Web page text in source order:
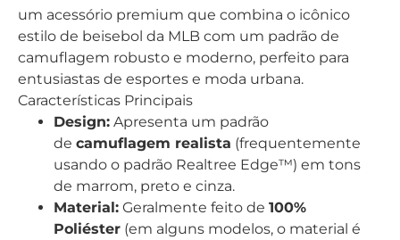
um acessório premium que combina o icônico
estilo de beisebol da MLB com um padrão de
camuflagem robusto e moderno, perfeito para
entusiastas de esportes e moda urbana.
Características Principais
Design: Apresenta um padrão
de camuflagem realista (frequentemente
usando o padrão Realtree Edge™) em tons
de marrom, preto e cinza.
Material: Geralmente feito de 100%
Poliéster (em alguns modelos, o material é